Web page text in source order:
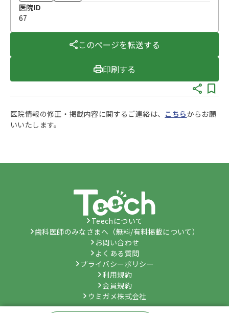
医院ID
67
このページを転送する
印刷する
医院情報の修正・掲載内容に関するご連絡は、 こちらからお願
いいたします。
Teechについて
歯科医師のみなさまへ（無料/有料掲載について）
お問い合わせ
よくある質問
プライバシーポリシー
利用規約
会員規約
ウミガメ株式会社